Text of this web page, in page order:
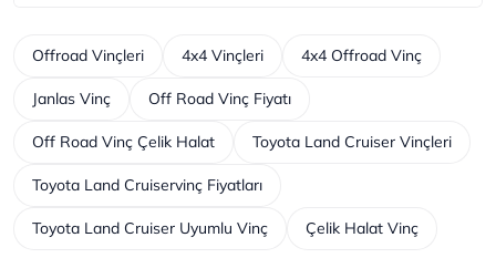
Offroad Vinçleri 4x4 Vinçleri 4x4 Offroad Vinç
Janlas Vinç Off Road Vinç Fiyatı
Off Road Vinç Çelik Halat Toyota Land Cruiser Vinçleri
Toyota Land Cruiservinç Fiyatları
Toyota Land Cruiser Uyumlu Vinç Çelik Halat Vinç